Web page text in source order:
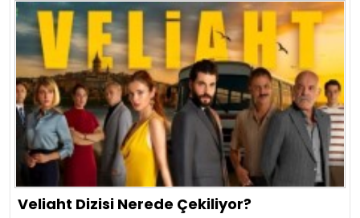
Veliaht Dizisi Nerede Çekiliyor?